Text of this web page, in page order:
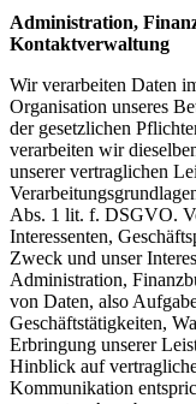
Administration,
Kontaktverwaltung
Wir verarbeiten Daten
Organisation unseres
der gesetzlichen
verarbeiten wir
unserer vertraglichen
Abs. 1 lit. f. DSGVO.
Interessenten,
Zweck und unser
Administration,
von Daten, also
Geschäftstätigkeiten,
Erbringung unserer
Hinblick auf
Kommunikation